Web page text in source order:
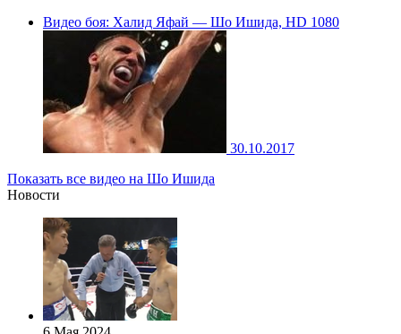
Видео боя: Халид Яфай — Шо Ишида, HD 1080
30.10.2017
Показать все видео на Шо Ишида
Новости